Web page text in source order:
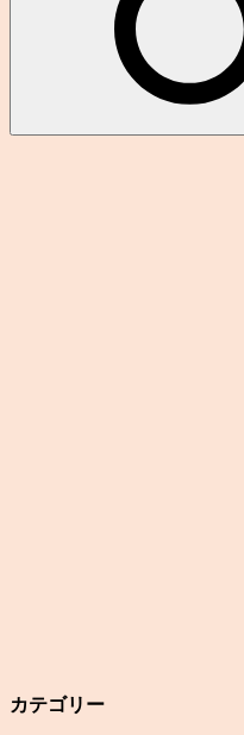
カテゴリー